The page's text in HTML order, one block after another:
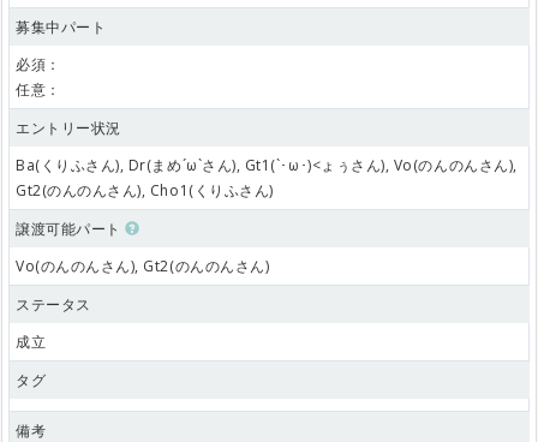
募集中パート
必須：
任意：
エントリー状況
Ba(くりふさん), Dr(まめ´ω`さん), Gt1(`･ω･)<ょぅさん), Vo(のんのんさん),
Gt2(のんのんさん), Cho1(くりふさん)
譲渡可能パート
Vo(のんのんさん), Gt2(のんのんさん)
ステータス
成立
タグ
備考